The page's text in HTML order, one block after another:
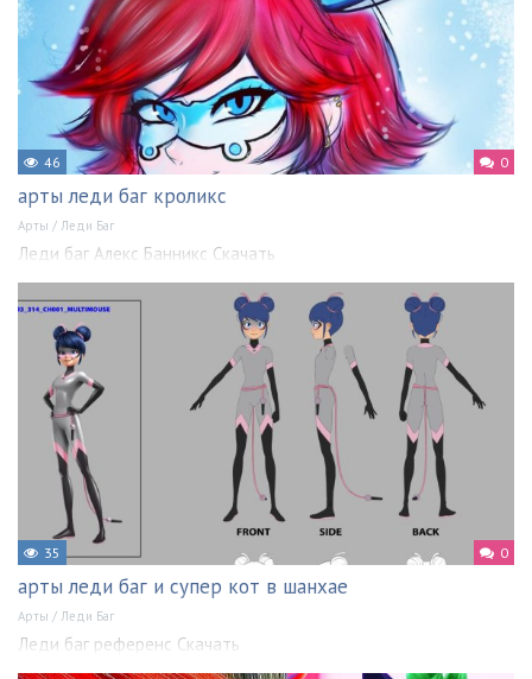
46 0
арты леди баг кроликс
Арты / Леди Баг
Леди баг Алекс Банникс Скачать
35 0
арты леди баг и супер кот в шанхае
Арты / Леди Баг
Леди баг референс Скачать